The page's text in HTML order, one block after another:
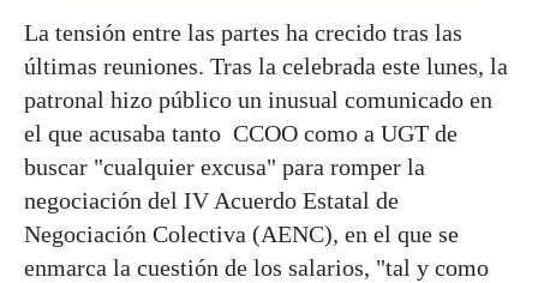
La tensión entre las partes ha crecido tras las
últimas reuniones. Tras la celebrada este lunes, la
patronal hizo público un inusual comunicado en
el que acusaba tanto CCOO como a UGT de
buscar "cualquier excusa" para romper la
negociación del IV Acuerdo Estatal de
Negociación Colectiva (AENC), en el que se
enmarca la cuestión de los salarios, "tal y como